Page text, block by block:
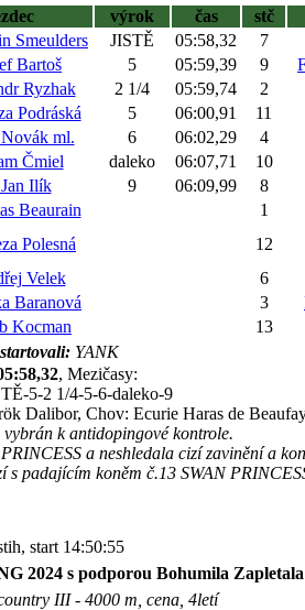
výrok čas stč
Smeulders JISTĚ 05:58,32 7
Bartoš 5 05:59,39 9
Ryzhak 2 1/4 05:59,74 2
Podráská 5 06:00,91 11
ml. 6 06:02,29 4
Čmiel daleko 06:07,71 10
Ilík 9 06:09,99 8
Beaurain 1
Polesná 12
Velek 6
Baranová 3
Kocman 13
YANK
, Mezičasy:
5-2 1/4-5-6-daleko-9
Dalibor, Chov: Ecurie Haras de
k antidopingové kontrole.
a neshledala cizí zavinění a
padajícím koněm č.13 SWAN
start 14:50:55
2024 s podporou Bohumila Zapletala
III - 4000 m, cena, 4letí